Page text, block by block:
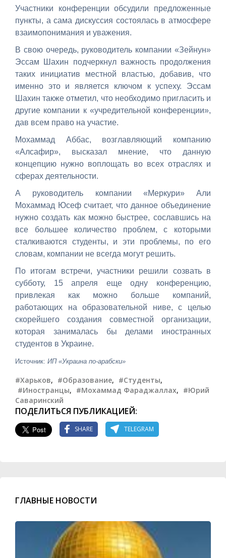
Участники конференции обсудили предложенные
пункты, а сама дискуссия состоялась в атмосфере
взаимопонимания и уважения.
В свою очередь, руководитель компании «Зейнун»
Эссам Шахин подчеркнул важность продолжения
таких инициатив местной властью, добавив, что
именно это и является ключом к успеху. Эссам
Шахин также отметил, что необходимо пригласить и
другие компании к «учредительной конференции»,
дав всем право на участие.
Мохаммад Аббас, возглавляющий компанию
«Алсафир», высказал мнение, что данную
концепцию нужно воплощать во всех отраслях и
сферах деятельности.
А руководитель компании «Меркури» Али
Мохаммад Юсеф считает, что данное объединение
нужно создать как можно быстрее, сославшись на
все большее количество проблем, с которыми
сталкиваются студенты, и эти проблемы, по его
словам, компании не всегда могут решить.
По итогам встречи, участники решили созвать в
субботу, 15 апреля еще одну конференцию,
привлекая как можно больше компаний,
работающих на образовательной ниве, с целью
скорейшего создания совместной организации,
которая занималась бы делами иностранных
студентов в Украине.
Источник: ИП «Украина по-арабски»
#Харьков, #Образование, #Студенты,
#Иностранцы, #Мохаммад Фараджаллах, #Юрий
Саваринский
ПОДЕЛИТЬСЯ ПУБЛИКАЦИЕЙ:
SHARE TELEGRAM
ГЛАВНЫЕ НОВОСТИ